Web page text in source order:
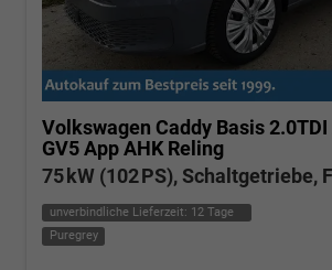
Volkswagen Caddy Basis 2.0TDI
GV5 App AHK Reling
75 kW (102 PS), Schaltgetriebe,
unverbindliche Lieferzeit: 12 Tage
Puregrey